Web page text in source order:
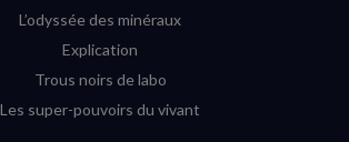
L’odyssée des minéraux
Explication
Trous noirs de labo
Les super-pouvoirs du vivant